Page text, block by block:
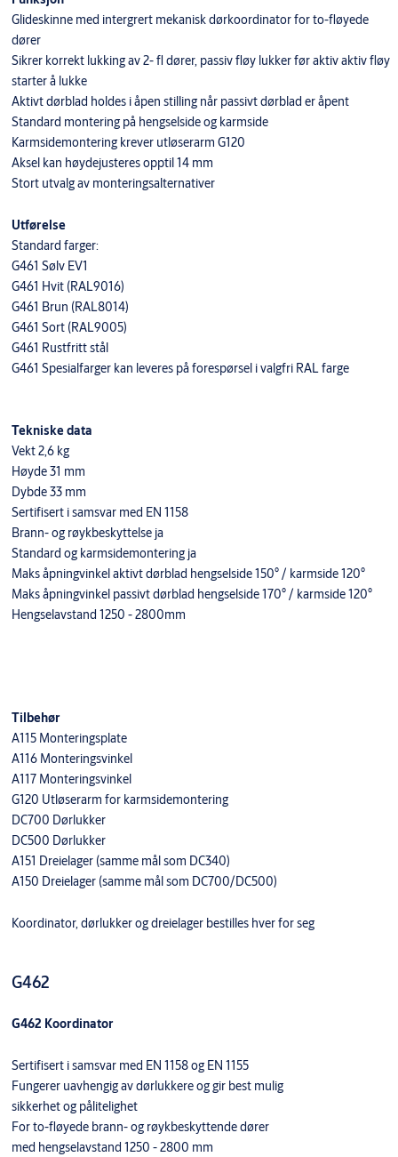
Glideskinne med intergrert mekanisk dørkoordinator for to-fløyede
dører
Sikrer korrekt lukking av 2- fl dører, passiv fløy lukker før aktiv aktiv fløy
starter å lukke
Aktivt dørblad holdes i åpen stilling når passivt dørblad er åpent
Standard montering på hengselside og karmside
Karmsidemontering krever utløserarm G120
Aksel kan høydejusteres opptil 14 mm
Stort utvalg av monteringsalternativer
Utførelse
Standard farger:
G461 Sølv EV1
G461 Hvit (RAL9016)
G461 Brun (RAL8014)
G461 Sort (RAL9005)
G461 Rustfritt stål
G461 Spesialfarger kan leveres på forespørsel i valgfri RAL farge
Tekniske data
Vekt 2,6 kg
Høyde 31 mm
Dybde 33 mm
Sertifisert i samsvar med EN 1158
Brann- og røykbeskyttelse ja
Standard og karmsidemontering ja
Maks åpningvinkel aktivt dørblad hengselside 150° / karmside 120°
Maks åpningvinkel passivt dørblad hengselside 170° / karmside 120°
Hengselavstand 1250 - 2800mm
Tilbehør
A115 Monteringsplate
A116 Monteringsvinkel
A117 Monteringsvinkel
G120 Utløserarm for karmsidemontering
DC700 Dørlukker
DC500 Dørlukker
A151 Dreielager (samme mål som DC340)
A150 Dreielager (samme mål som DC700/DC500)
Koordinator, dørlukker og dreielager bestilles hver for seg
G462
G462 Koordinator
Sertifisert i samsvar med EN 1158 og EN 1155
Fungerer uavhengig av dørlukkere og gir best mulig
sikkerhet og pålitelighet
For to-fløyede brann- og røykbeskyttende dører
med hengselavstand 1250 - 2800 mm